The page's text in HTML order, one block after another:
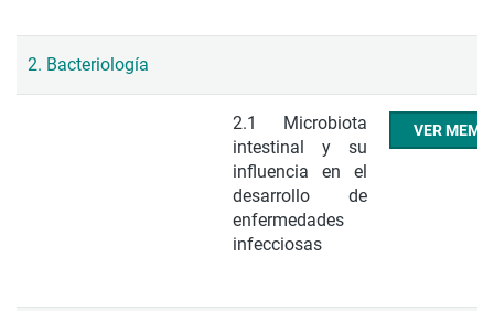
2. Bacteriología
2.1 Microbiota
intestinal y su
influencia en el
desarrollo de
enfermedades
infecciosas
VER